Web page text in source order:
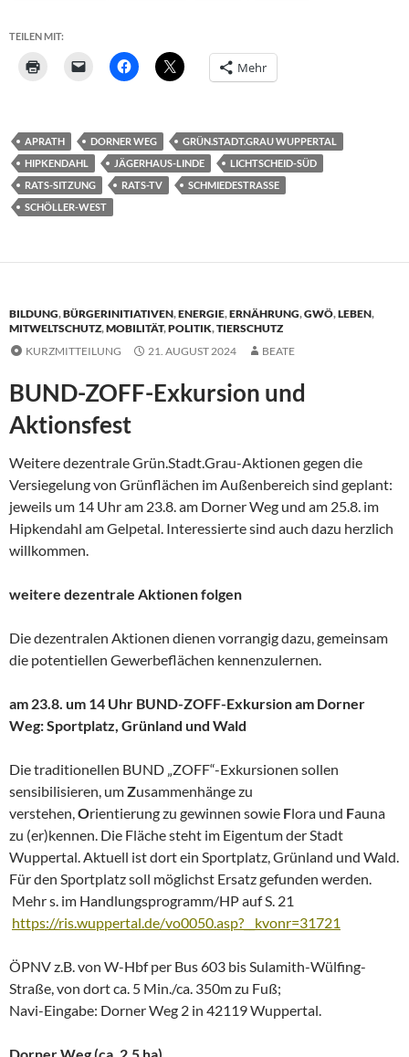
TEILEN MIT:
Mehr
APRATH DORNER WEG
GRÜN.STADT.GRAU WUPPERTAL
HIPKENDAHL
JÄGERHAUS-LINDE
LICHTSCHEID-SÜD
RATS-SITZUNG
RATS-TV
SCHMIEDESTRASSE
SCHÖLLER-WEST
BILDUNG,BÜRGERINITIATIVEN,ENERGIE,ERNÄHRUNG,GWÖ,LEBEN,
MITWELTSCHUTZ,MOBILITÄT,POLITIK,TIERSCHUTZ
KURZMITTEILUNG
21. AUGUST 2024 BEATE
BUND-ZOFF-Exkursion und
Aktionsfest
Weitere dezentrale Grün.Stadt.Grau-Aktionen gegen die
Versiegelung von Grünflächen im Außenbereich sind geplant:
jeweils um 14 Uhr am 23.8. am Dorner Weg und am 25.8. im
Hipkendahl am Gelpetal. Interessierte sind auch dazu herzlich
willkommen.
weitere dezentrale Aktionen folgen
Die dezentralen Aktionen dienen vorrangig dazu, gemeinsam
die potentiellen Gewerbeflächen kennenzulernen.
am 23.8. um 14 Uhr BUND-ZOFF-Exkursion am Dorner
Weg: Sportplatz, Grünland und Wald
Die traditionellen BUND „ZOFF“-Exkursionen sollen
sensibilisieren, umZusammenhänge zu
verstehen, Orientierung zu gewinnen sowie Flora und Fauna
zu (er)kennen. Die Fläche steht im Eigentum der Stadt
Wuppertal. Aktuell ist dort ein Sportplatz, Grünland und Wald.
Für den Sportplatz soll möglichst Ersatz gefunden werden.
Mehr s. im Handlungsprogramm/HP auf S. 21
https://ris.wuppertal.de/vo0050.asp?__kvonr=31721
ÖPNV z.B. von W-Hbf per Bus 603 bis Sulamith-Wülfing-
Straße, von dort ca. 5 Min./ca. 350m zu Fuß;
Navi-Eingabe: Dorner Weg 2 in 42119 Wuppertal.
Dorner Weg (ca. 2,5 ha)